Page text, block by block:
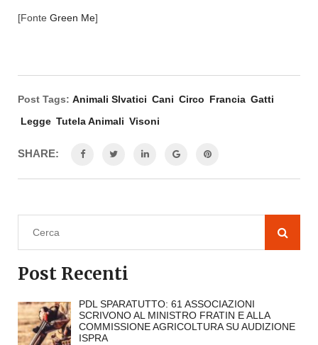
[Fonte Green Me]
Post Tags: Animali Slvatici Cani Circo Francia Gatti
Legge Tutela Animali Visoni
SHARE:
Post Recenti
PDL SPARATUTTO: 61 ASSOCIAZIONI
SCRIVONO AL MINISTRO FRATIN E ALLA
COMMISSIONE AGRICOLTURA SU AUDIZIONE
ISPRA